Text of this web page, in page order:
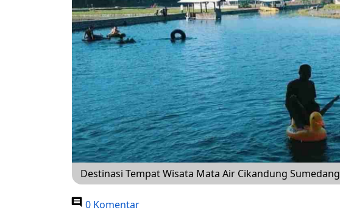
Destinasi Tempat Wisata Mata Air Cikandung Sumedang
0 Komentar